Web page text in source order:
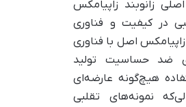
زانوبند زاپیامکس
در کیفیت و فناوری
اصل با فناوری
ضد حساسیت تولید
هیچ‌گونه عارضه‌ای
نمونه‌های تقلبی